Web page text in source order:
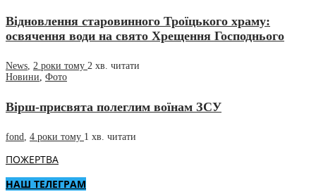
Відновлення старовинного Троїцького храму:
освячення води на свято Хрещення Господнього
News 2 роки тому 2 хв. читати
Новини Фото
Вірш-присвята полеглим воїнам ЗСУ
fond 4 роки тому 1 хв. читати
ПОЖЕРТВА
НАШ ТЕЛЕГРАМ